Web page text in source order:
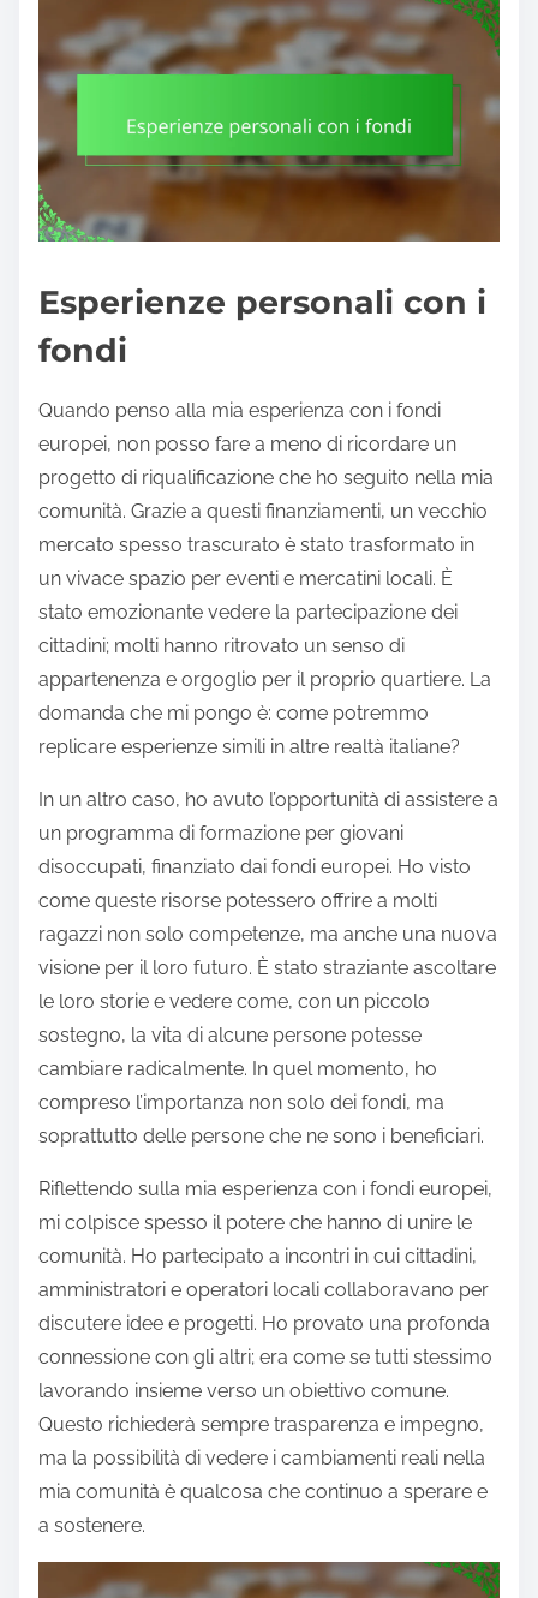
Esperienze personali con i
fondi
Quando penso alla mia esperienza con i fondi
europei, non posso fare a meno di ricordare un
progetto di riqualificazione che ho seguito nella mia
comunità. Grazie a questi finanziamenti, un vecchio
mercato spesso trascurato è stato trasformato in
un vivace spazio per eventi e mercatini locali. È
stato emozionante vedere la partecipazione dei
cittadini; molti hanno ritrovato un senso di
appartenenza e orgoglio per il proprio quartiere. La
domanda che mi pongo è: come potremmo
replicare esperienze simili in altre realtà italiane?
In un altro caso, ho avuto l’opportunità di assistere a
un programma di formazione per giovani
disoccupati, finanziato dai fondi europei. Ho visto
come queste risorse potessero offrire a molti
ragazzi non solo competenze, ma anche una nuova
visione per il loro futuro. È stato straziante ascoltare
le loro storie e vedere come, con un piccolo
sostegno, la vita di alcune persone potesse
cambiare radicalmente. In quel momento, ho
compreso l’importanza non solo dei fondi, ma
soprattutto delle persone che ne sono i beneficiari.
Riflettendo sulla mia esperienza con i fondi europei,
mi colpisce spesso il potere che hanno di unire le
comunità. Ho partecipato a incontri in cui cittadini,
amministratori e operatori locali collaboravano per
discutere idee e progetti. Ho provato una profonda
connessione con gli altri; era come se tutti stessimo
lavorando insieme verso un obiettivo comune.
Questo richiederà sempre trasparenza e impegno,
ma la possibilità di vedere i cambiamenti reali nella
mia comunità è qualcosa che continuo a sperare e
a sostenere.